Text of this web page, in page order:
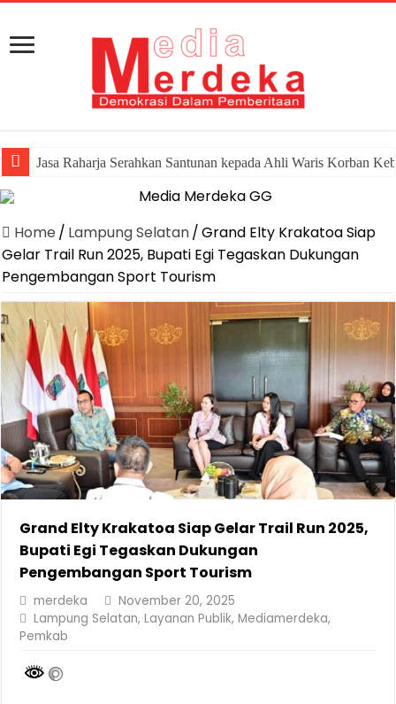
Jasa Raharja Serahkan Santunan kepada Ahli Waris Korban
Home / Lampung Selatan/Grand Elty Krakatoa Siap
Gelar Trail Run 2025, Bupati Egi Tegaskan Dukungan
Pengembangan Sport Tourism
Grand Elty Krakatoa Siap Gelar Trail Run 2025,
Bupati Egi Tegaskan Dukungan
Pengembangan Sport Tourism
merdeka
November 20, 2025
Lampung Selatan,Layanan Publik,Mediamerdeka,
Pemkab